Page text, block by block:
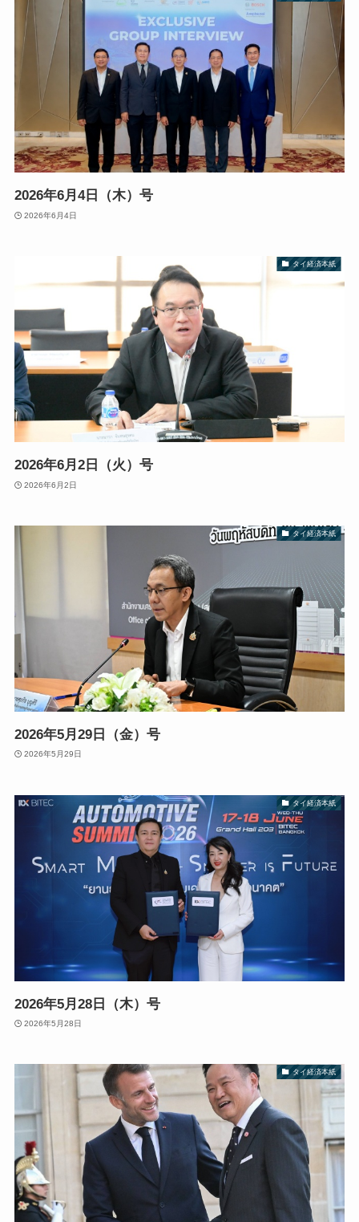
2026年6月4日（木）号
2026年6月4日
タイ経済本紙
2026年6月2日（火）号
2026年6月2日
タイ経済本紙
2026年5月29日（金）号
2026年5月29日
タイ経済本紙
2026年5月28日（木）号
2026年5月28日
タイ経済本紙